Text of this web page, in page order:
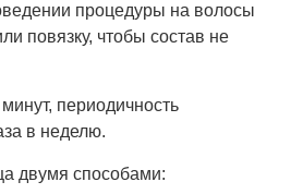
процедуры на волосы
повязку, чтобы состав не
периодичность
в неделю.
двумя способами: